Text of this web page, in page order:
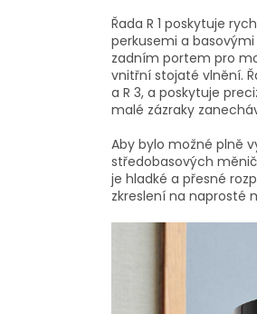
Řada R 1 poskytuje
perkusemi a
zadním portem pro
vnitřní stojaté vlnění.
a R 3, a poskytuje
malé zázraky
Aby bylo možné plně
středobasových
je hladké a přesné
zkreslení na naprosté